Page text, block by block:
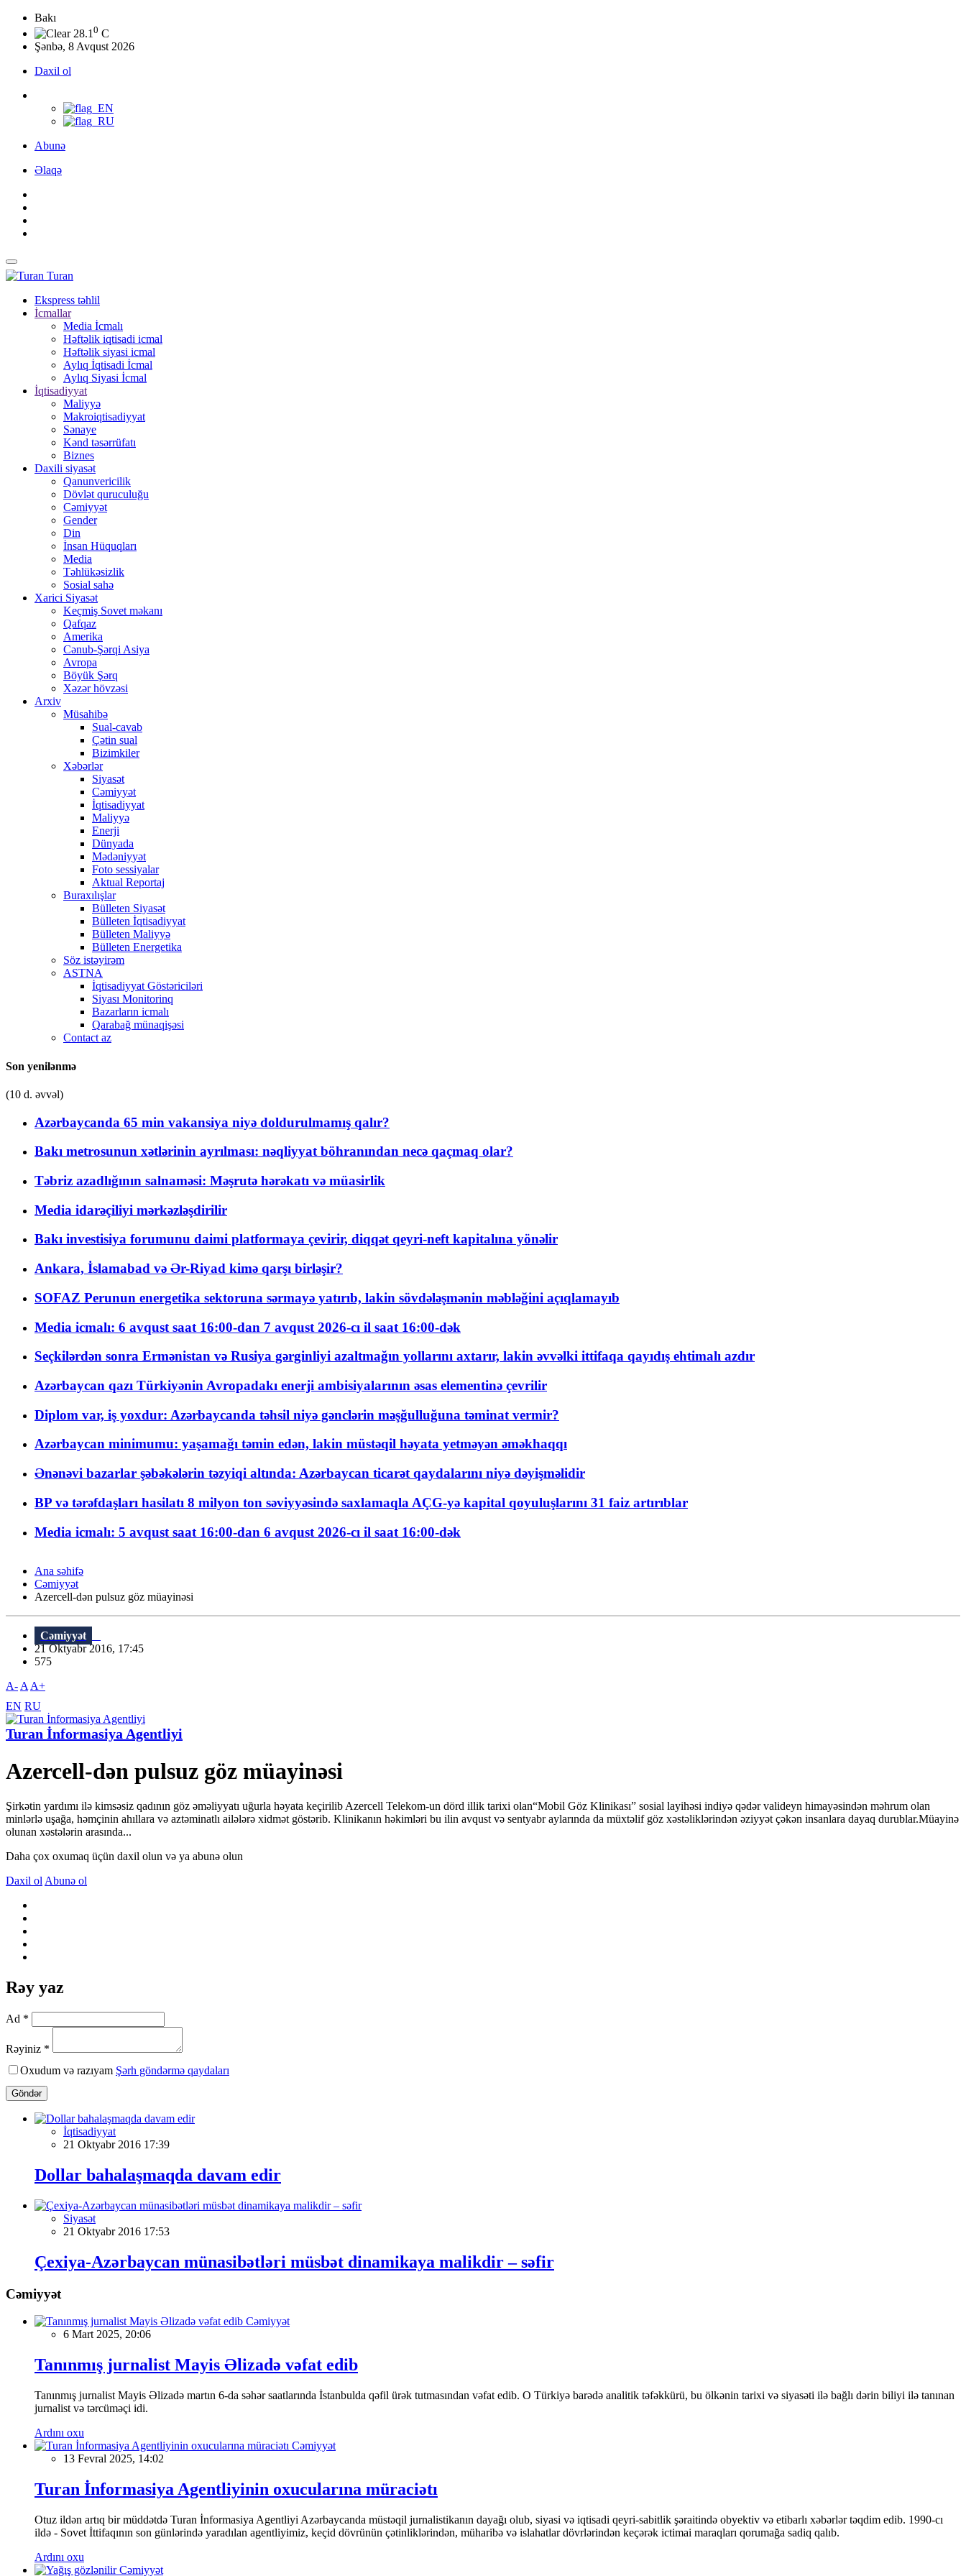
Bakı
28.1 0 C
Şənbə, 8 Avqust 2026
Daxil ol
Abunə
Əlaqə
Turan
Ekspress təhlil
İcmallar
Media İcmalı
Həftəlik iqtisadi icmal
Həftəlik siyasi icmal
Aylıq İqtisadi İcmal
Aylıq Siyasi İcmal
İqtisadiyyat
Maliyyə
Makroiqtisadiyyat
Sənaye
Kənd təsərrüfatı
Biznes
Daxili siyasət
Qanunvericilik
Dövlət quruculuğu
Cəmiyyət
Gender
Din
İnsan Hüquqları
Media
Təhlükəsizlik
Sosial sahə
Xarici Siyasət
Keçmiş Sovet məkanı
Qafqaz
Amerika
Cənub-Şərqi Asiya
Avropa
Böyük Şərq
Xəzər hövzəsi
Arxiv
Müsahibə
Sual-cavab
Çətin sual
Bizimkiler
Xəbərlər
Siyasət
Cəmiyyət
İqtisadiyyat
Maliyyə
Enerji
Dünyada
Mədəniyyət
Foto sessiyalar
Aktual Reportaj
Buraxılışlar
Bülleten Siyasət
Bülleten İqtisadiyyat
Bülleten Maliyyə
Bülleten Energetika
Söz istəyirəm
ASTNA
İqtisadiyyat Göstəriciləri
Siyası Monitorinq
Bazarların icmalı
Qarabağ münaqişəsi
Contact az
Son yenilənmə
(10 d. əvvəl)
Azərbaycanda 65 min vakansiya niyə doldurulmamış qalır?
Bakı metrosunun xətlərinin ayrılması: nəqliyyat böhranından necə qaçmaq olar?
Təbriz azadlığının salnaməsi: Məşrutə hərəkatı və müasirlik
Media idarəçiliyi mərkəzləşdirilir
Bakı investisiya forumunu daimi platformaya çevirir, diqqət qeyri-neft kapitalına yönəlir
Ankara, İslamabad və Ər-Riyad kimə qarşı birləşir?
SOFAZ Perunun energetika sektoruna sərmayə yatırıb, lakin sövdələşmənin məbləğini açıqlamayıb
Media icmalı: 6 avqust saat 16:00-dan 7 avqust 2026-cı il saat 16:00-dək
Seçkilərdən sonra Ermənistan və Rusiya gərginliyi azaltmağın yollarını axtarır, lakin əvvəlki ittifaqa qayıdış ehtimalı azdır
Azərbaycan qazı Türkiyənin Avropadakı enerji ambisiyalarının əsas elementinə çevrilir
Diplom var, iş yoxdur: Azərbaycanda təhsil niyə gənclərin məşğulluğuna təminat vermir?
Azərbaycan minimumu: yaşamağı təmin edən, lakin müstəqil həyata yetməyən əməkhaqqı
Ənənəvi bazarlar şəbəkələrin təzyiqi altında: Azərbaycan ticarət qaydalarını niyə dəyişməlidir
BP və tərəfdaşları hasilatı 8 milyon ton səviyyəsində saxlamaqla AÇG-yə kapital qoyuluşlarını 31 faiz artırıblar
Media icmalı: 5 avqust saat 16:00-dan 6 avqust 2026-cı il saat 16:00-dək
Ana səhifə
Cəmiyyət
Azercell-dən pulsuz göz müayinəsi
Cəmiyyət
21 Oktyabr 2016, 17:45
575
A- A A+
EN RU
Turan İnformasiya Agentliyi
Azercell-dən pulsuz göz müayinəsi
Şirkətin yardımı ilə kimsəsiz qadının göz əməliyyatı uğurla həyata keçirilib Azercell Telekom-un dörd illik tarixi olan“Mobil Göz Klinikası” sosial layihəsi indiyə qədər valideyn himayəsindən məhrum olan
minlərlə uşağa, həmçinin ahıllara və aztəminatlı ailələrə xidmət göstərib. Klinikanın həkimləri bu ilin avqust və sentyabr aylarında da müxtəlif göz xəstəliklərindən əziyyət çəkən insanlara dayaq durublar.Müayinə
olunan xəstələrin arasında...
Daha çox oxumaq üçün daxil olun və ya abunə olun
Daxil ol Abunə ol
Rəy yaz
Ad *
Rəyiniz *
Oxudum və razıyam Şərh göndərmə qaydaları
Göndər
İqtisadiyyat
21 Oktyabr 2016 17:39
Dollar bahalaşmaqda davam edir
Siyasət
21 Oktyabr 2016 17:53
Çexiya-Azərbaycan münasibətləri müsbət dinamikaya malikdir – səfir
Cəmiyyət
Cəmiyyət
6 Mart 2025, 20:06
Tanınmış jurnalist Mayis Əlizadə vəfat edib
Tanınmış jurnalist Mayis Əlizadə martın 6-da səhər saatlarında İstanbulda qəfil ürək tutmasından vəfat edib. O Türkiyə barədə analitik təfəkkürü, bu ölkənin tarixi və siyasəti ilə bağlı dərin biliyi ilə tanınan
jurnalist və tərcüməçi idi.
Ardını oxu
Cəmiyyət
13 Fevral 2025, 14:02
Turan İnformasiya Agentliyinin oxucularına müraciətı
Otuz ildən artıq bir müddətdə Turan İnformasiya Agentliyi Azərbaycanda müstəqil jurnalistikanın dayağı olub, siyasi və iqtisadi qeyri-sabitlik şəraitində obyektiv və etibarlı xəbərlər təqdim edib. 1990-cı
ildə - Sovet İttifaqının son günlərində yaradılan agentliyimiz, keçid dövrünün çətinliklərindən, müharibə və islahatlar dövrlərindən keçərək ictimai maraqları qorumağa sadiq qalıb.
Ardını oxu
Cəmiyyət